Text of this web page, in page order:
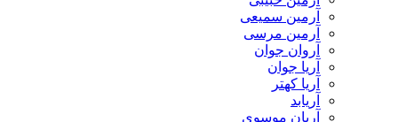
آرمین سمیعی
آرمین مرسی
آروان جوان
آریا جوان
آریا کهتر
آریابد
آریان موسوی